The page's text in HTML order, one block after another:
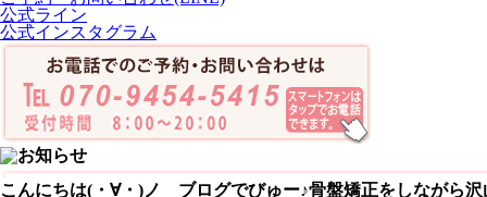
公式ライン
公式インスタグラム
こんにちは(・∀・)ノ ブログでびゅー♪骨盤矯正をしながら沢